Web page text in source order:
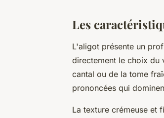
Les
L'aligot présente un
directement le choix du
cantal ou de la tome
prononcées qui
La texture crémeuse et